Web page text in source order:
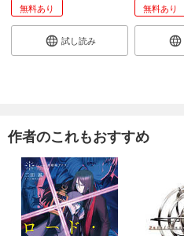
無料あり
試し読み
無料あり
作者のこれもおすすめ